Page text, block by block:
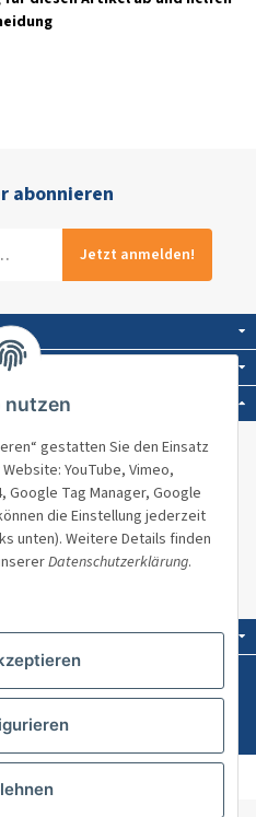
abonnieren
Jetzt anmelden!
Palettengewicht?
nutzen
gestatten Sie den Einsatz
YouTube, Vimeo,
Google Tag Manager, Google
die Einstellung jederzeit
unten). Weitere Details finden
Datenschutzerklärung.